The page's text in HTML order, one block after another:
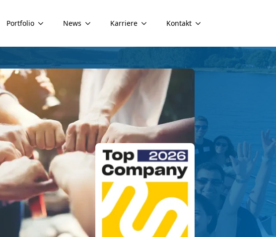
Portfolio News Karriere Kontakt